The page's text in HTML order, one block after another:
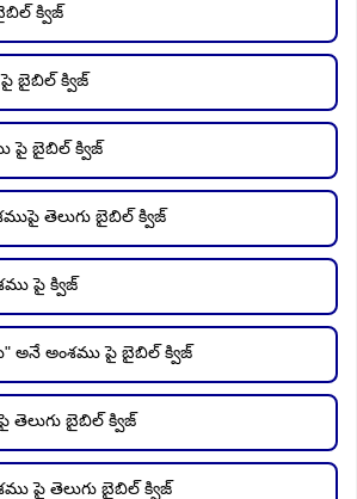
క్విజ్
బైబిల్ క్విజ్
పై బైబిల్ క్విజ్
తెలుగు బైబిల్ క్విజ్
పై క్విజ్
అనే అంశము పై బైబిల్ క్విజ్
తెలుగు బైబిల్ క్విజ్
పై తెలుగు బైబిల్ క్విజ్